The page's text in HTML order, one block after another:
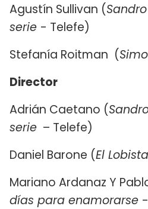
Agustín Sullivan (
serie - Telefe)
Stefanía Roitman (
Director
Adrián Caetano (
serie – Telefe)
Daniel Barone (El Lobista
Mariano Ardanaz Y
días para enamorarse